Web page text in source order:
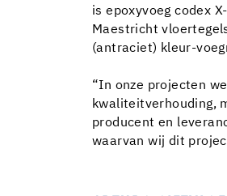
is epoxyvoeg codex
Maestricht
(antraciet) kleur-
“In onze projecten
kwaliteitverhouding,
producent en
waarvan wij dit